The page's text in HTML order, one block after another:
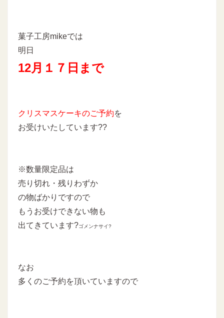
菓子工房mikeでは
明日
12月１７日まで
クリスマスケーキのご予約を
お受けいたしています??
※数量限定品は
売り切れ・残りわずか
の物ばかりですので
もうお受けできない物も
出てきています?ゴメンナサイ?
なお
多くのご予約を頂いていますので